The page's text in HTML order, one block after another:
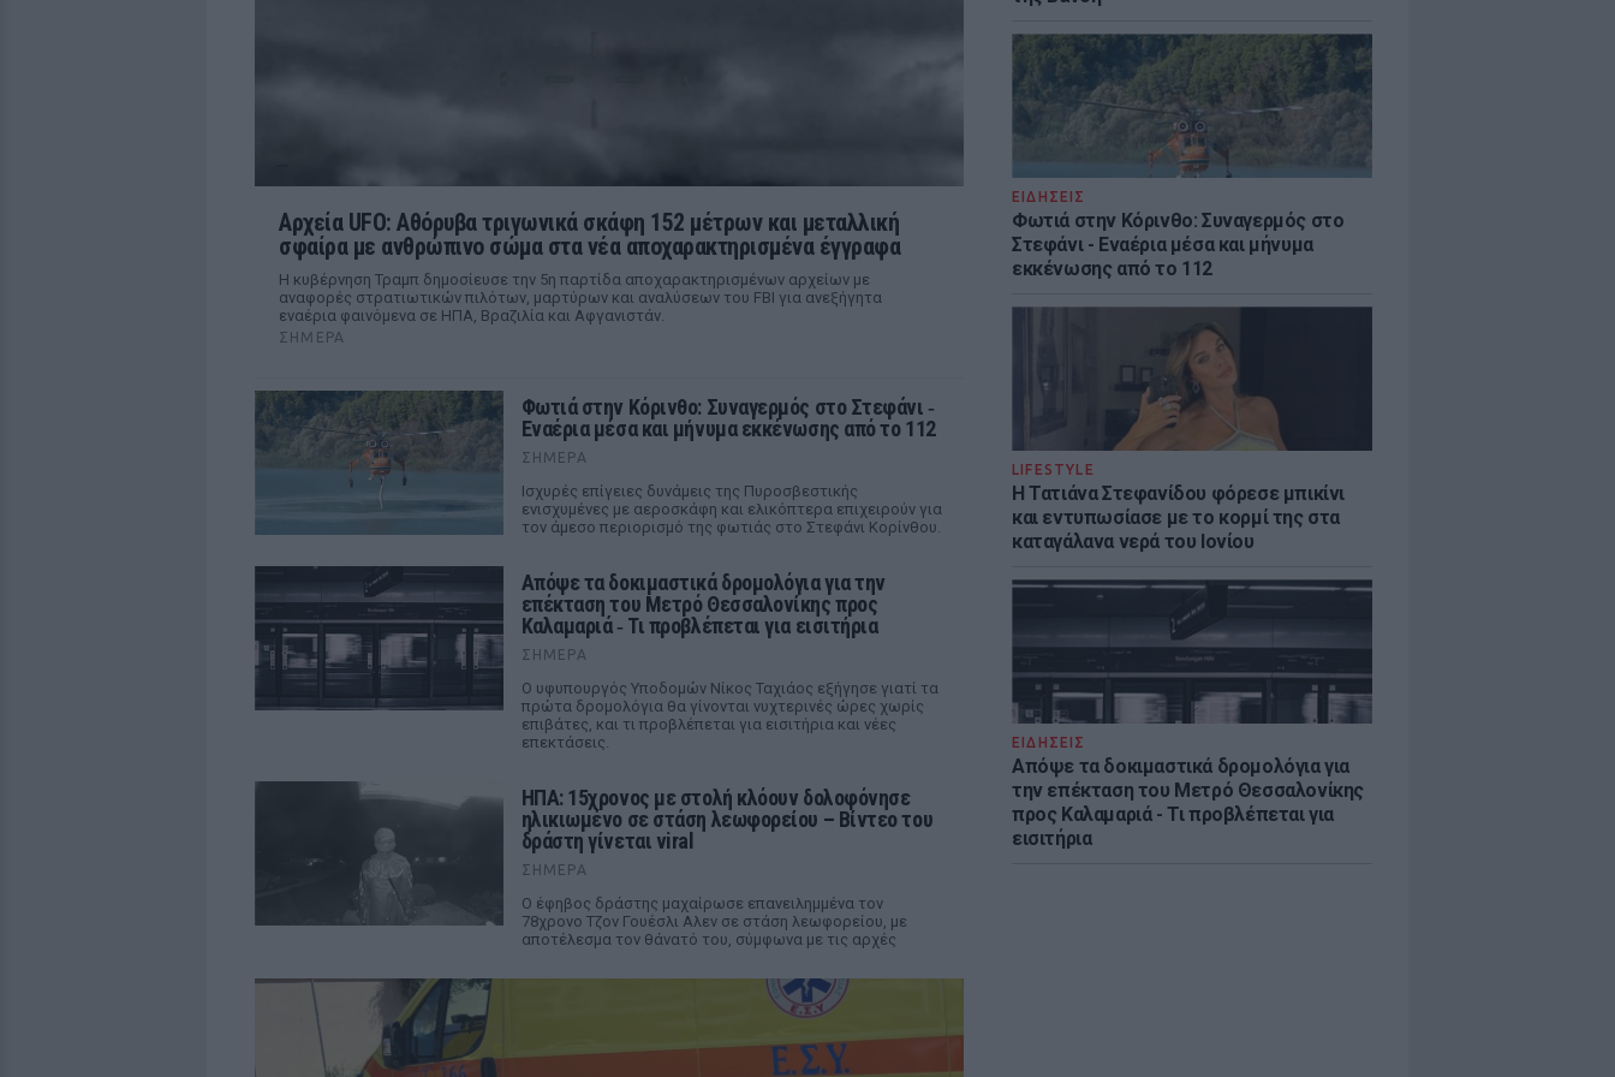
ΕΙΔΗΣΕΙΣ
Φωτιά στην Κόρινθο: Συναγερμός στο
Στεφάνι - Εναέρια μέσα και μήνυμα
εκκένωσης από το 112
LIFESTYLE
Η Τατιάνα Στεφανίδου φόρεσε μπικίνι
και εντυπωσίασε με το κορμί της στα
καταγάλανα νερά του Ιονίου
ΕΙΔΗΣΕΙΣ
Απόψε τα δοκιμαστικά δρομολόγια για
την επέκταση του Μετρό Θεσσαλονίκης
προς Καλαμαριά - Τι προβλέπεται για
εισιτήρια
Αρχεία UFO: Αθόρυβα τριγωνικά σκάφη 152 μέτρων και μεταλλική
σφαίρα με ανθρώπινο σώμα στα νέα αποχαρακτηρισμένα έγγραφα
Η κυβέρνηση Τραμπ δημοσίευσε την 5η παρτίδα αποχαρακτηρισμένων αρχείων με
αναφορές στρατιωτικών πιλότων, μαρτύρων και αναλύσεων του FBI για ανεξήγητα
εναέρια φαινόμενα σε ΗΠΑ, Βραζιλία και Αφγανιστάν.
ΣΉΜΕΡΑ
Φωτιά στην Κόρινθο: Συναγερμός στο Στεφάνι ‑
Εναέρια μέσα και μήνυμα εκκένωσης από το 112
ΣΉΜΕΡΑ
Ισχυρές επίγειες δυνάμεις της Πυροσβεστικής
ενισχυμένες με αεροσκάφη και ελικόπτερα επιχειρούν για
τον άμεσο περιορισμό της φωτιάς στο Στεφάνι Κορίνθου.
Απόψε τα δοκιμαστικά δρομολόγια για την
επέκταση του Μετρό Θεσσαλονίκης προς
Καλαμαριά ‑ Τι προβλέπεται για εισιτήρια
ΣΉΜΕΡΑ
Ο υφυπουργός Υποδομών Νίκος Ταχιάος εξήγησε γιατί τα
πρώτα δρομολόγια θα γίνονται νυχτερινές ώρες χωρίς
επιβάτες, και τι προβλέπεται για εισιτήρια και νέες
επεκτάσεις.
ΗΠΑ: 15χρονος με στολή κλόουν δολοφόνησε
ηλικιωμένο σε στάση λεωφορείου – Βίντεο του
δράστη γίνεται viral
ΣΉΜΕΡΑ
Ο έφηβος δράστης μαχαίρωσε επανειλημμένα τον
78χρονο Τζον Γουέσλι Αλεν σε στάση λεωφορείου, με
αποτέλεσμα τον θάνατό του, σύμφωνα με τις αρχές